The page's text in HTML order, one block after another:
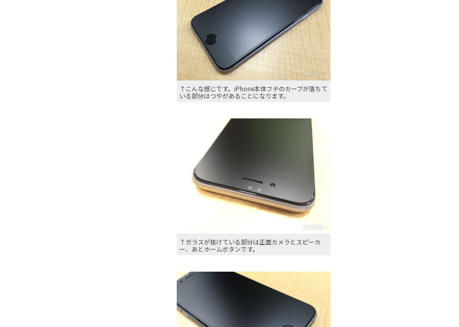
↑こんな感じです。iPhone本体フチのカーブが落ちて
いる部分はつやがあることになります。
↑ガラスが抜けている部分は正面カメラとスピーカ
ー、あとホームボタンです。